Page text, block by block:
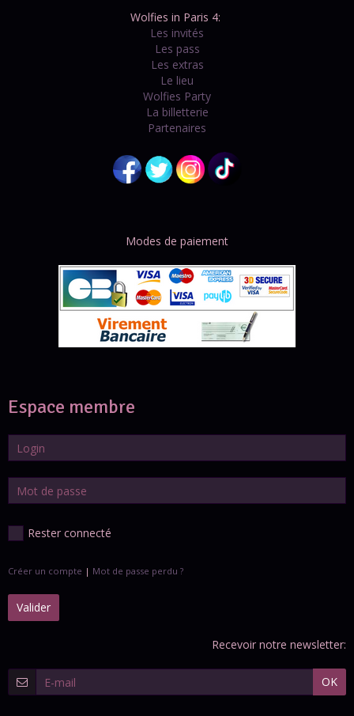
Wolfies in Paris 4:
Les invités
Les pass
Les extras
Le lieu
Wolfies Party
La billetterie
Partenaires
Modes de paiement
Espace membre
Rester connecté
Créer un compte | Mot de passe perdu ?
Valider
Recevoir notre newsletter:
OK